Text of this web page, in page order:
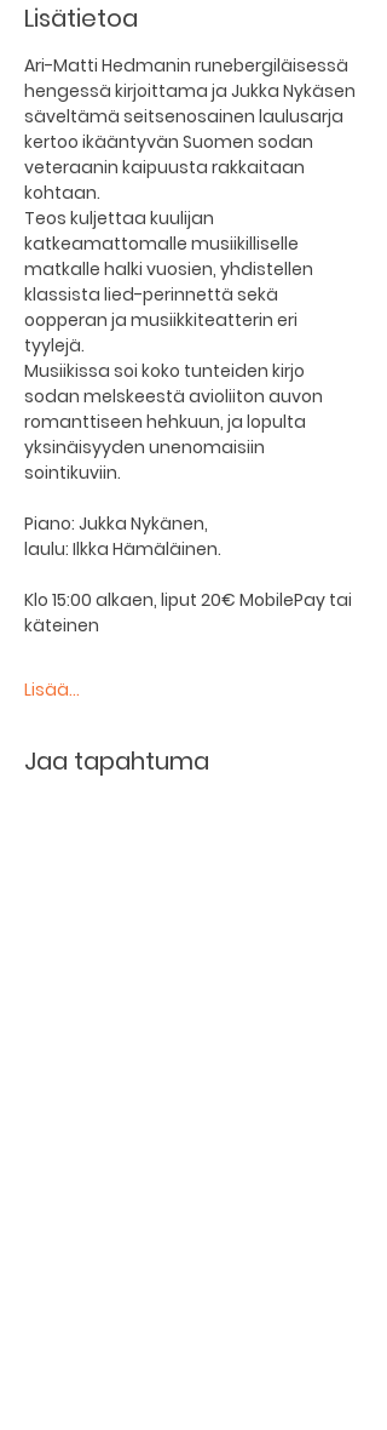
Lisätietoa
Ari-Matti Hedmanin runebergiläisessä
hengessä kirjoittama ja Jukka Nykäsen
säveltämä seitsenosainen laulusarja
kertoo ikääntyvän Suomen sodan
veteraanin kaipuusta rakkaitaan
kohtaan.
Teos kuljettaa kuulijan
katkeamattomalle musiikilliselle
matkalle halki vuosien, yhdistellen
klassista lied-perinnettä sekä
oopperan ja musiikkiteatterin eri
tyylejä.
Musiikissa soi koko tunteiden kirjo
sodan melskeestä avioliiton auvon
romanttiseen hehkuun, ja lopulta
yksinäisyyden unenomaisiin
sointikuviin.
Piano: Jukka Nykänen,
laulu: Ilkka Hämäläinen.
Klo 15:00 alkaen, liput 20€ MobilePay tai
käteinen
Lisää...
Jaa tapahtuma